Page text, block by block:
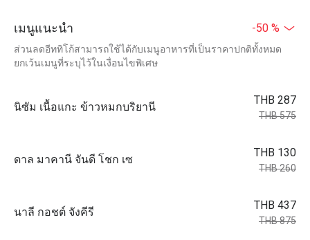
เมนูแนะนำ -50 %
ส่วนลดอีททิโก้สามารถใช้ได้กับเมนูอาหารที่เป็นราคาปกติทั้งหมด
ยกเว้นเมนูที่ระบุไว้ในเงื่อนไขพิเศษ
นิซัม เนื้อแกะ ข้าวหมกบริยานี
THB 287
THB 575
ดาล มาคานี จันดี โชก เซ
THB 130
THB 260
นาลี กอชต์ จังคีรี
THB 437
THB 875